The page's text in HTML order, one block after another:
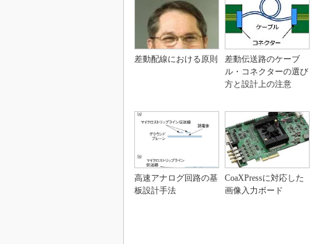
差動配線における原則
差動伝送路のケーブ
ル・コネクターの選び
方と設計上の注意
高速アナログ回路の基
板設計手法
CoaXPressに対応した
画像入力ボード